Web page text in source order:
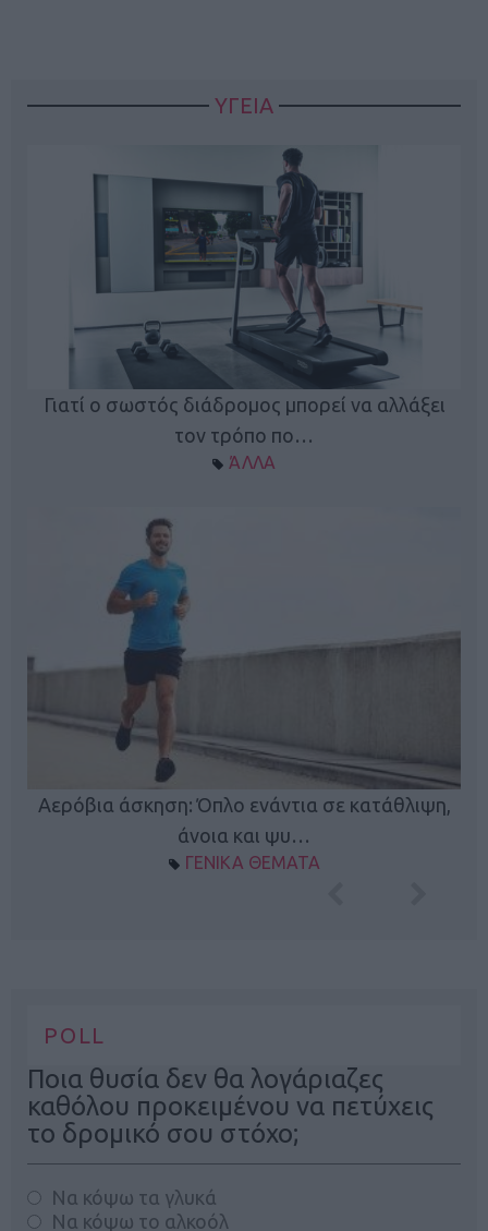
ΥΓΕΙΑ
Γιατί ο σωστός διάδρομος μπορεί να αλλάξει
τον τρόπο πο…
ΆΛΛΑ
Αερόβια άσκηση: Όπλο ενάντια σε κατάθλιψη,
άνοια και ψυ…
ΓΕΝΙΚΑ ΘΕΜΑΤΑ
POLL
Ποια θυσία δεν θα λογάριαζες
καθόλου προκειμένου να πετύχεις
το δρομικό σου στόχο;
Να κόψω τα γλυκά
Να κόψω το αλκοόλ